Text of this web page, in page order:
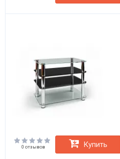
0 отзывов Купить